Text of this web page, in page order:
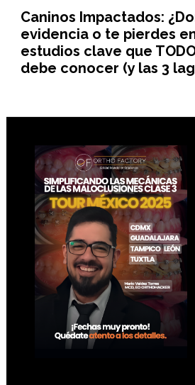
Caninos Impactados:
evidencia o te pierdes
estudios clave que
debe conocer (y las 3
Footer